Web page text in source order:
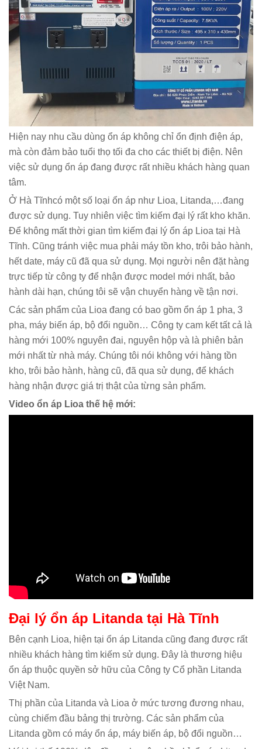
Hiện nay nhu cầu dùng ổn áp không chỉ ổn định điện áp,
mà còn đảm bảo tuổi thọ tối đa cho các thiết bị điện. Nên
việc sử dụng ổn áp đang được rất nhiều khách hàng quan
tâm.
Ở Hà Tĩnhcó một số loại ổn áp như Lioa, Litanda,…đang
được sử dụng. Tuy nhiên việc tìm kiếm đại lý rất kho khăn.
Để không mất thời gian tìm kiếm đại lý ổn áp Lioa tại Hà
Tĩnh. Cũng tránh việc mua phải máy tồn kho, trôi bảo hành,
hết date, máy cũ đã qua sử dụng. Mọi người nên đặt hàng
trực tiếp từ công ty để nhận được model mới nhất, bảo
hành dài hạn, chúng tôi sẽ vận chuyển hàng về tận nơi.
Các sản phẩm của Lioa đang có bao gồm ổn áp 1 pha, 3
pha, máy biến áp, bộ đổi nguồn… Công ty cam kết tất cả là
hàng mới 100% nguyên đai, nguyên hộp và là phiên bản
mới nhất từ nhà máy. Chúng tôi nói không với hàng tồn
kho, trôi bảo hành, hàng cũ, đã qua sử dụng, để khách
hàng nhận được giá trị thật của từng sản phẩm.
Video ổn áp Lioa thế hệ mới:
Đại lý ổn áp Litanda tại Hà Tĩnh
Bên cạnh Lioa, hiện tại ổn áp Litanda cũng đang được rất
nhiều khách hàng tìm kiếm sử dụng. Đây là thương hiệu
ổn áp thuộc quyền sở hữu của Công ty Cổ phần Litanda
Việt Nam.
Thị phần của Litanda và Lioa ở mức tương đương nhau,
cùng chiếm đầu bảng thị trường. Các sản phẩm của
Litanda gồm có máy ổn áp, máy biến áp, bộ đổi nguồn…